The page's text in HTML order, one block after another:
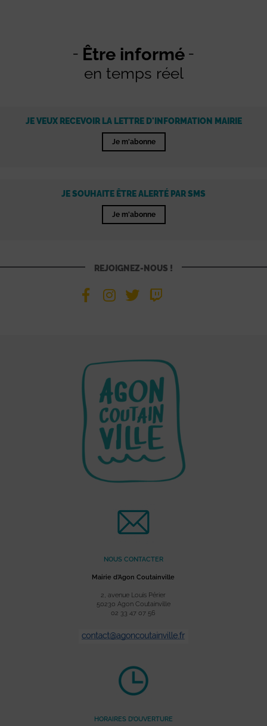
Être informé
en temps réel
JE VEUX RECEVOIR LA LETTRE D'INFORMATION MAIRIE
Je m'abonne
JE SOUHAITE ÊTRE ALERTÉ PAR SMS
Je m'abonne
REJOIGNEZ-NOUS !
NOUS CONTACTER
Mairie d’Agon Coutainville
2, avenue Louis Périer
50230 Agon Coutainville
02 33 47 07 56
HORAIRES D’OUVERTURE